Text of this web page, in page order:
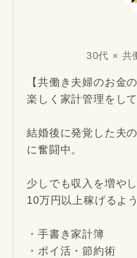
30代 × 共
【共働き夫婦のお金の
楽しく家計管理をし
結婚後に発覚した夫
に奮闘中。
少しでも収入を増や
10万円以上稼げるよ
・手書き家計簿
・ポイ活・節約術